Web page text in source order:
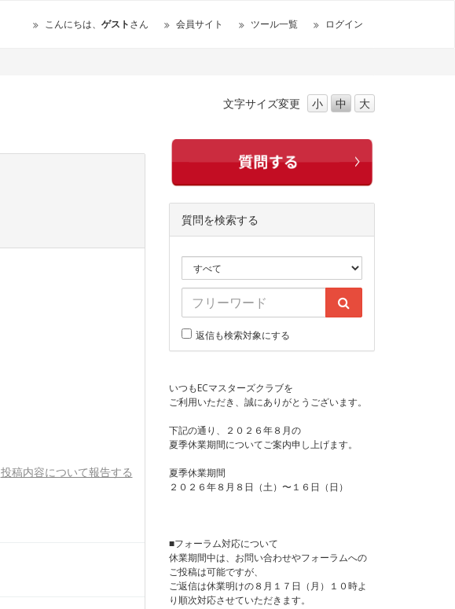
こんにちは、 ゲストさん 会員サイト ツール一覧 ログイン
文字サイズ変更 小 中 大
投稿内容について報告する
質問を検索する
返信も検索対象にする
いつもECマスターズクラブを
ご利用いただき、誠にありがとうございます。
下記の通り、２０２６年８月の
夏季休業期間についてご案内申し上げます。
夏季休業期間
２０２６年８月８日（土）〜１６日（日）
■フォーラム対応について
休業期間中は、お問い合わせやフォーラムへの
ご投稿は可能ですが、
ご返信は休業明けの８月１７日（月）１０時よ
り順次対応させていただきます。